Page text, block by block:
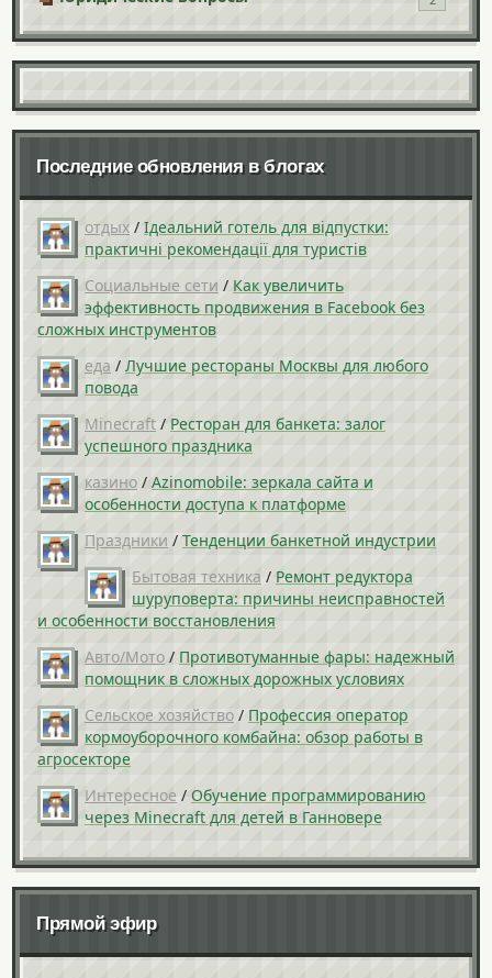
Последние обновления в блогах
отдых / Ідеальний готель для відпустки:
практичні рекомендації для туристів
Социальные сети / Как увеличить
эффективность продвижения в Facebook без
сложных инструментов
еда / Лучшие рестораны Москвы для любого
повода
Minecraft / Ресторан для банкета: залог
успешного праздника
казино / Azinomobile: зеркала сайта и
особенности доступа к платформе
Праздники / Тенденции банкетной индустрии
Бытовая техника / Ремонт редуктора
шуруповерта: причины неисправностей
и особенности восстановления
Авто/Мото / Противотуманные фары: надежный
помощник в сложных дорожных условиях
Сельское хозяйство / Профессия оператор
кормоуборочного комбайна: обзор работы в
агросекторе
Интересное / Обучение программированию
через Minecraft для детей в Ганновере
Прямой эфир